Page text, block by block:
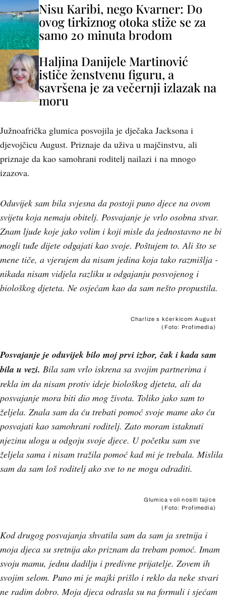
Nisu Karibi, nego Kvarner: Do
ovog tirkiznog otoka stiže se za
samo 20 minuta brodom
Haljina Danijele Martinović
ističe ženstvenu figuru, a
savršena je za večernji izlazak na
moru
Južnoafrička glumica posvojila je dječaka Jacksona i
djevojčicu August. Priznaje da uživa u majčinstvu, ali
priznaje da kao samohrani roditelj nailazi i na mnogo
izazova.
Oduvijek sam bila svjesna da postoji puno djece na ovom
svijetu koja nemaju obitelj. Posvajanje je vrlo osobna stvar.
Znam ljude koje jako volim i koji misle da jednostavno ne bi
mogli tuđe dijete odgajati kao svoje. Poštujem to. Ali što se
mene tiče, a vjerujem da nisam jedina koja tako razmišlja -
nikada nisam vidjela razliku u odgajanju posvojenog i
biološkog djeteta. Ne osjećam kao da sam nešto propustila.
Charlize s kćerkicom August
(Foto: Profimedia)
Posvajanje je oduvijek bilo moj prvi izbor, čak i kada sam
bila u vezi. Bila sam vrlo iskrena sa svojim partnerima i
rekla im da nisam protiv ideje biološkog djeteta, ali da
posvajanje mora biti dio mog života. Toliko jako sam to
željela. Znala sam da ću trebati pomoć svoje mame ako ću
posvajati kao samohrani roditelj. Zato moram istaknuti
njezinu ulogu u odgoju svoje djece. U početku sam sve
željela sama i nisam tražila pomoć kad mi je trebala. Mislila
sam da sam loš roditelj ako sve to ne mogu odraditi.
Glumica voli nositi tajice
(Foto: Profimedia)
Kod drugog posvajanja shvatila sam da sam ja sretnija i
moja djeca su sretnija ako priznam da trebam pomoć. Imam
svoju mamu, jednu dadilju i predivne prijatelje. Zovem ih
svojim selom. Puno mi je majki prišlo i reklo da neke stvari
ne radim dobro. Moja djeca odrasla su na formuli i sjećam